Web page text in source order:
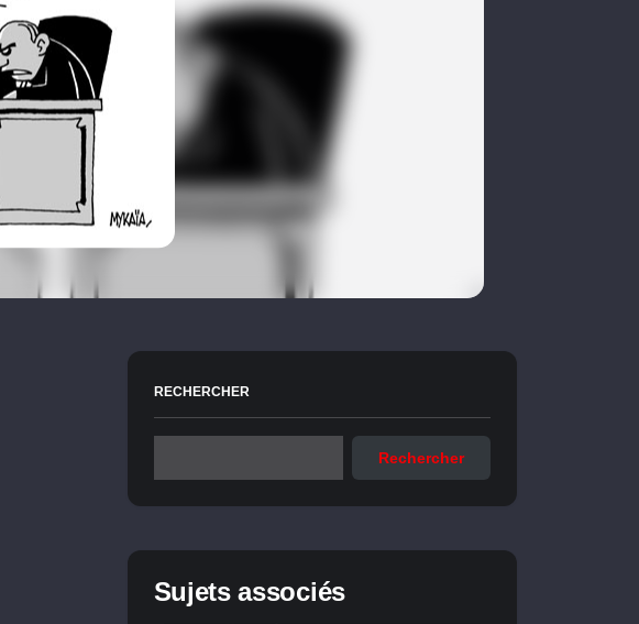
RECHERCHER
Rechercher
Sujets associés